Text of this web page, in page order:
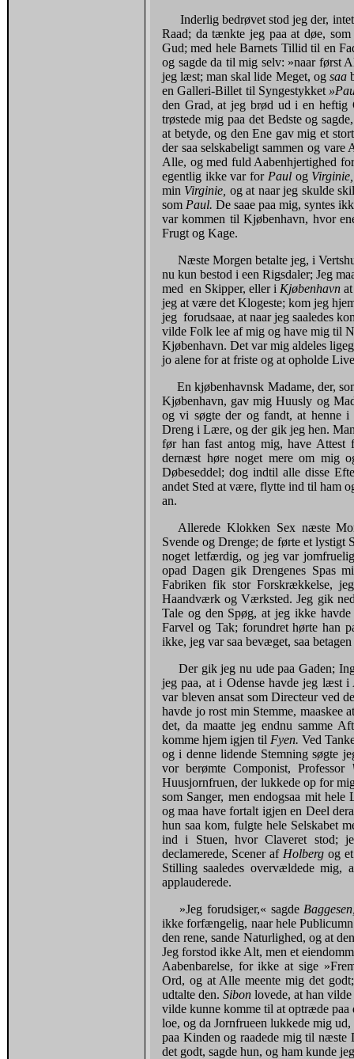
Inderlig bedrøvet stod jeg der,
Raad; da tænkte jeg paa at døe,
Gud; med hele Barnets Tillid til en
og sagde da til mig selv: »naar først
jeg læst; man skal lide Meget, og saa
en Galleri-Billet til Syngestykket
den Grad, at jeg brød ud i en heftig
trøstede mig paa det Bedste og
at betyde, og den Ene gav mig et
der saa selskabeligt sammen og
Alle, og med fuld Aaben­hjertighed
egentlig ikke var for Paul og
min Virginie, og at naar jeg skulde
som Paul. De saae paa mig, syntes
var kommen til Kjøbenhavn, hvor
Frugt og Kage.
Næste Morgen betalte jeg, i
nu kun bestod i een Rigsdaler; Jeg
med en Skipper, eller i Kjøbenhavn
jeg at være det Klogeste; kom jeg
jeg forudsaae, at naar jeg saaledes
vilde Folk lee af mig og have mig til
Kjøbenhavn. Det var mig aldeles
jo alene for at friste og at opholde
En kjøbenhavnsk Madame, der,
Kjøbenhavn, gav mig Huusly og
og vi søgte der og fandt, at henne i
Dreng i Lære, og der gik jeg hen.
før han fast antog mig, have
dernæst høre noget mere om mig
Døbeseddel; dog indtil alle disse
andet Sted at være, flytte ind til ham
an.
Allerede Klokken Sex næste
Svende og Drenge; de førte et lystigt
noget letfærdig, og jeg var
opad Dagen gik Drengenes Spas
Fabriken fik stor Forskrækkelse,
Haandværk og Værksted. Jeg gik
Tale og den Spøg, at jeg ikke
Farvel og Tak; forundret hørte han
ikke, jeg var saa bevæget, saa
Der gik jeg nu ude paa Gaden;
jeg paa, at i Odense havde jeg læst
var bleven ansat som Directeur ved
havde jo rost min Stemme, maaskee
det, da maatte jeg endnu samme
komme hjem igjen til Fyen. Ved
og i denne lidende Stemning søgte
vor berømte Componist, Professor
Huusjornfruen, der lukkede op for
som Sanger, men endogsaa mit
og maa have fortalt igjen en Deel
hun saa kom, fulgte hele Selskabet
ind i Stuen, hvor Claveret stod;
declamerede, Scener af Holberg og
Stilling saaledes overvældede mig,
applauderede.
»Jeg forudsiger,« sagde
ikke forfængelig, naar hele
den rene, sande Naturlighed, og at
Jeg forstod ikke Alt, men et
Aabenbarelse, for ikke at sige
Ord, og at Alle meente mig det
udtalte den. Sibon lovede, at han
vilde kunne komme til at optræde
loe, og da Jornfrueen lukkede mig
paa Kinden og raadede mig til næste
det godt, sagde hun, og ham kunde